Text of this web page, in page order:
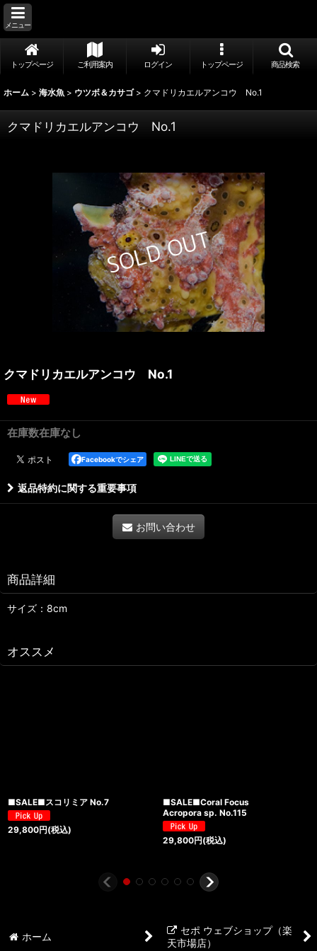
メニュー
トップページ ご利用案内 ログイン トップページ 商品検索
ホーム > 海水魚 > ウツボ＆カサゴ > クマドリカエルアンコウ No.1
クマドリカエルアンコウ No.1
クマドリカエルアンコウ No.1
在庫数在庫なし
Facebookでシェア
返品特約に関する重要事項
お問い合わせ
商品詳細
サイズ：8cm
オススメ
■SALE■スコリミア No.7
29,800円(税込)
■SALE■Coral Focus
Acropora sp. No.115
29,800円(税込)
ホーム
セポ ウェブショップ（楽
天市場店）